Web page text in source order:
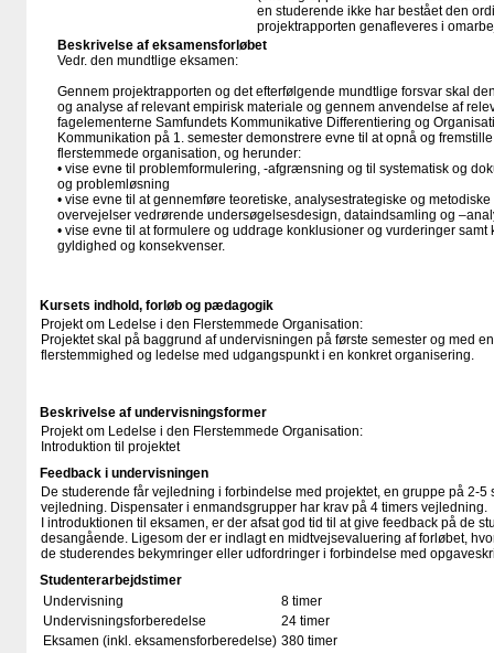
en studerende ikke har bestået den
projektrapporten genafleveres i
Beskrivelse af eksamensforløbet
Vedr. den mundtlige eksamen:
Gennem projektrapporten og det efterfølgende mundtlige forsvar skal
og analyse af relevant empirisk materiale og gennem anvendelse af
fagelementerne Samfundets Kommunikative Differentiering og
Kommunikation på 1. semester demonstrere evne til at opnå og
flerstemmede organisation, og herunder:
• vise evne til problemformulering, -afgrænsning og til systematisk og
og problemløsning
• vise evne til at gennemføre teoretiske, analysestrategiske og
overvejelser vedrørende undersøgelsesdesign, dataindsamling og
• vise evne til at formulere og uddrage konklusioner og vurderinger samt
gyldighed og konsekvenser.
Kursets indhold, forløb og pædagogik
Projekt om Ledelse i den Flerstemmede Organisation:
Projektet skal på baggrund af undervisningen på første semester og med
flerstemmighed og ledelse med udgangspunkt i en konkret organisering.
Beskrivelse af undervisningsformer
Projekt om Ledelse i den Flerstemmede Organisation:
Introduktion til projektet
Feedback i undervisningen
De studerende får vejledning i forbindelse med projektet, en gruppe på 2-5
vejledning. Dispensater i enmandsgrupper har krav på 4 timers vejledning.
I introduktionen til eksamen, er der afsat god tid til at give feedback på de
desangående. Ligesom der er indlagt en midtvejsevaluering af forløbet,
de studerendes bekymringer eller udfordringer i forbindelse med
Studenterarbejdstimer
Undervisning
8 timer
Undervisningsforberedelse
24 timer
Eksamen (inkl. eksamensforberedelse) 380 timer